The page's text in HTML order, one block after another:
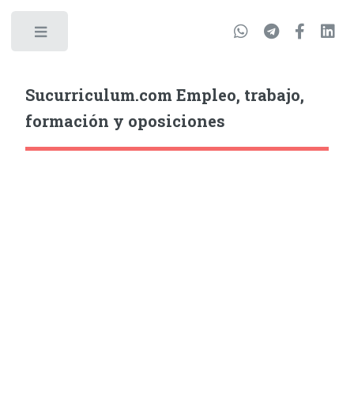
Sucurriculum.com Empleo, trabajo,
formación y oposiciones